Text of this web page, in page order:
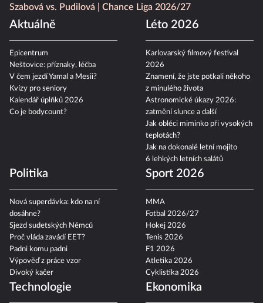
Szabová vs. Pudilová
Chance Liga 2026/27
Aktuálně
Epicentrum
Neštovice: příznaky, léčba
V čem jezdí Yamal a Mesii?
Kvízy pro seniory
Kalendář úplňků 2026
Co je bodycount?
Léto 2026
Karlovarský filmový festival
2026
Znamení, že jste potkali někoho
z minulého života
Astronomické úkazy 2026:
zatmění slunce a další
Jak obléci miminko při vysokých
teplotách?
Jak na dokonalé letní mojito
6 lehkých letních salátů
Politika
Nová superdávka: kdo na ní
dosáhne?
Sjezd sudetských Němců
Proč vláda zavádí EET?
Padni komu padni
Výpověď z práce vzor
Divoký kačer
Sport 2026
MMA
Fotbal 2026/27
Hokej 2026
Tenis 2026
F1 2026
Atletika 2026
Cyklistika 2026
Technologie Ekonomika